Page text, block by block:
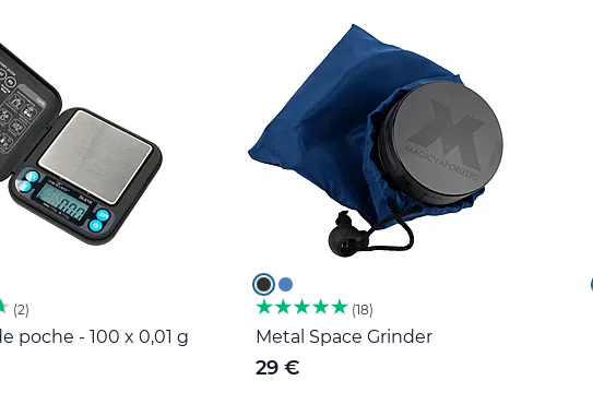
2
poche - 100 x 0,01 g
18
Metal Space Grinder
29 €